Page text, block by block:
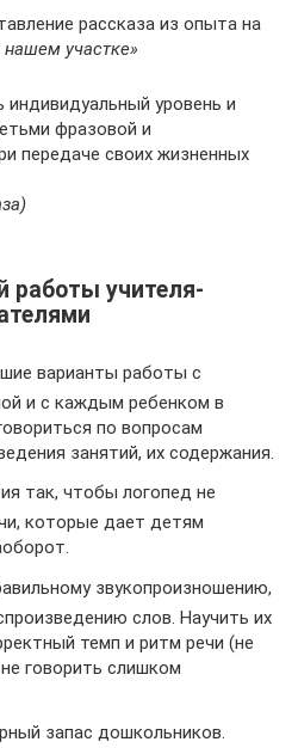
рассказа из опыта на
нашем участке»
уровень и
фразовой и
передаче своих жизненных
работы учителя-
варианты работы с
и с каждым ребенком в
по вопросам
занятий, их содержания.
так, чтобы логопед не
которые дает детям
звукопроизношению,
слов. Научить их
темп и ритм речи (не
говорить слишком
запас дошкольников.